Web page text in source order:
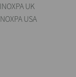
INOXPA UK
USA